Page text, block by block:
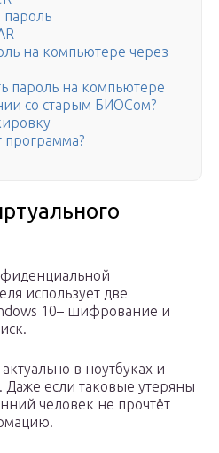
пароль
на компьютере через
пароль на компьютере
со старым БИОСом?
программа?
использует две
10– шифрование и
в ноутбуках и
Даже если таковые утеряны
человек не прочтёт